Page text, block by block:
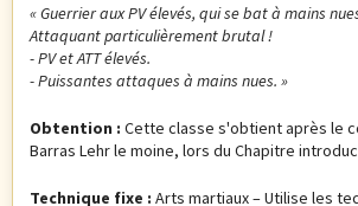
« Guerrier aux PV élevés, qui se bat à mains
Attaquant particulièrement brutal !
- PV et ATT élevés.
- Puissantes attaques à mains nues. »
Obtention : Cette classe s'obtient après le
Barras Lehr le moine, lors du Chapitre
Technique fixe : Arts martiaux – Utilise les